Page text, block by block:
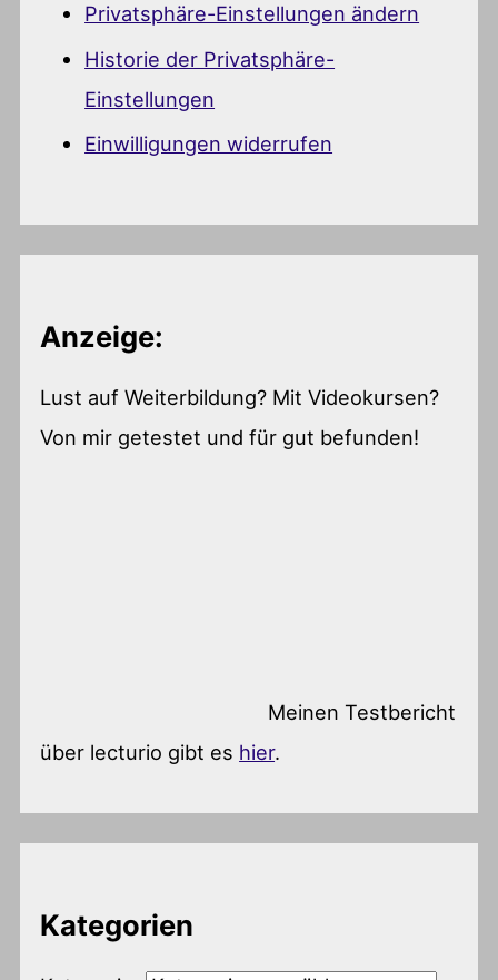
Privatsphäre-Einstellungen ändern
Historie der Privatsphäre-
Einstellungen
Einwilligungen widerrufen
Anzeige:
Lust auf Weiterbildung? Mit Videokursen?
Von mir getestet und für gut befunden!
Meinen Testbericht
über lecturio gibt es hier.
Kategorien